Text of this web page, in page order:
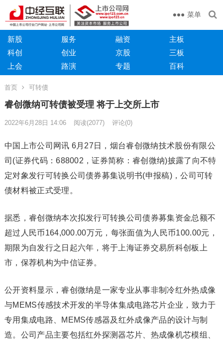
菜单
新股 服务 融资
主板
科创
创业 京股
三板
上会
路演 专题 百科
首页 可转债
睿创微纳可转债被受理 将于上交所上市
2022年6月28日 14:06 阅读(2077) 评论(0)
中国上市公司网讯 6月27日，烟台睿创微纳技术股份有限公
司(证券代码：688002，证券简称：睿创微纳)披露了向不特
定对象发行可转换公司债券募集说明书(申报稿)，公司可转
债材料被正式受理。
据悉，睿创微纳本次拟发行可转换公司债券募集资金总额不
超过人民币164,000.00万元，每张面值为人民币100.00元，
期限为自发行之日起六年，将于上海证券交易所科创板上
市，保荐机构为中信证券。
公开资料显示，睿创微纳是一家专业从事非制冷红外热成像
与MEMS传感技术开发的半导体集成电路芯片企业，致力于
专用集成电路、MEMS传感器及红外成像产品的设计与制
造。公司产品主要包括红外探测器芯片、热成像机芯模组、